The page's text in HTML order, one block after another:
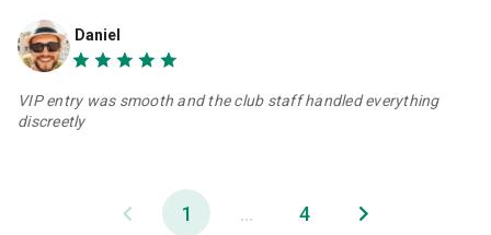
Daniel
VIP entry was smooth and the club staff handled everything
discreetly
1 ... 4